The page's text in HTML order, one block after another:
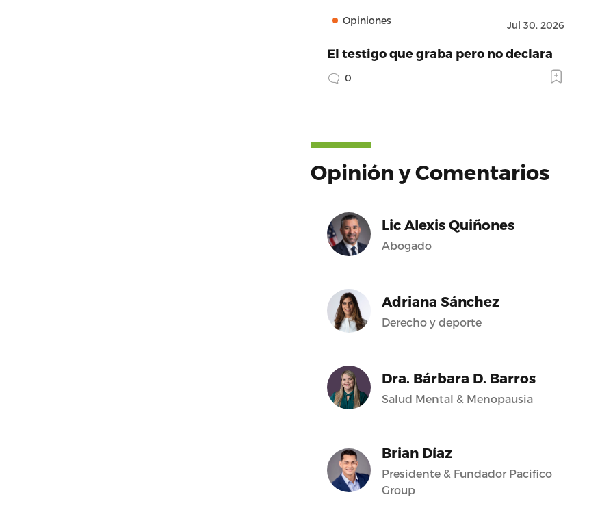
Opiniones Jul 30, 2026
El testigo que graba pero no declara
0
Opinión y Comentarios
Lic Alexis Quiñones
Abogado
Adriana Sánchez
Derecho y deporte
Dra. Bárbara D. Barros
Salud Mental & Menopausia
Brian Díaz
Presidente & Fundador Pacifico
Group